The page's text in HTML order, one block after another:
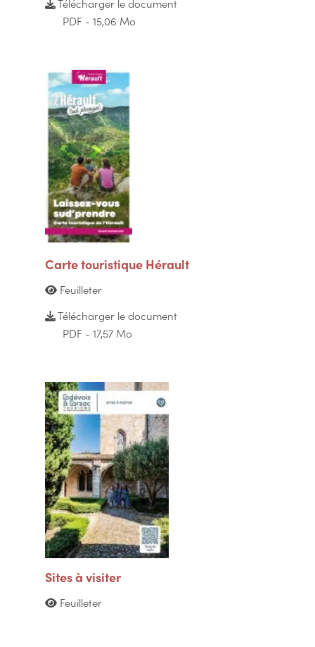
Télécharger le document
PDF - 15,06 Mo
Carte touristique Hérault
Feuilleter
Télécharger le document
PDF - 17,57 Mo
Sites à visiter
Feuilleter